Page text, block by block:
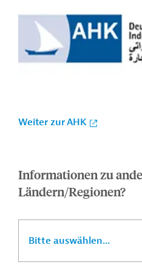
Weiter zur AHK
Informationen zu
Ländern/Regionen?
Bitte auswählen...